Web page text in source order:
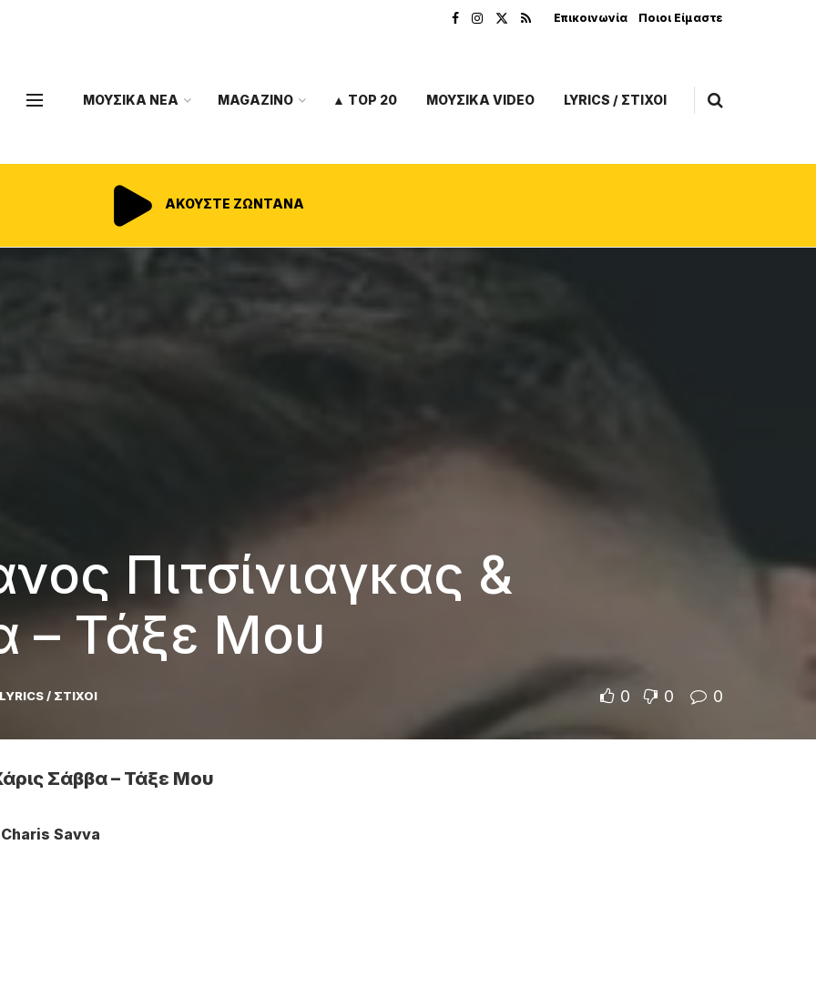
Επικοινωνία Ποιοι Είμαστε
ΜΟΥΣΙΚΑ ΝΕΑ MAGAZINO ▲ TOP 20 ΜΟΥΣΙΚΑ VIDEO LYRICS / ΣΤΙΧΟΙ
ΑΚΟΥΣΤΕ ΖΩΝΤΑΝΑ
Πιτσίνιαγκας &
– Τάξε Μου
LYRICS / ΣΤΙΧΟΙ 0 0 0
Σάββα – Τάξε Μου
Savva